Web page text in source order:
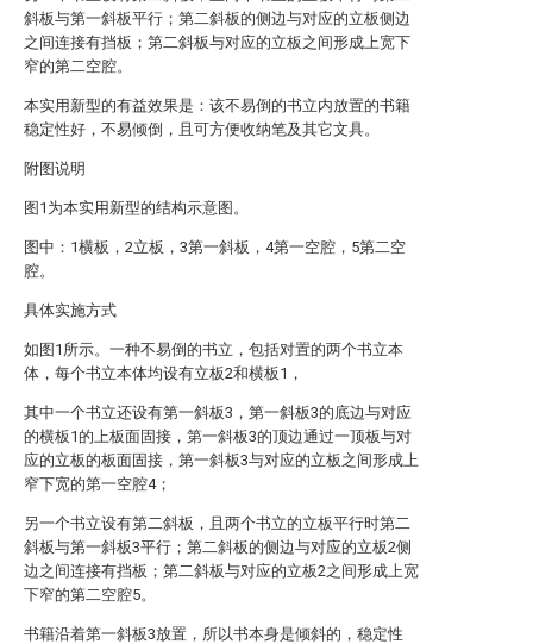
斜板与第一斜板平行；第二斜板的侧边与对应的立板侧边
之间连接有挡板；第二斜板与对应的立板之间形成上宽下
窄的第二空腔。
本实用新型的有益效果是：该不易倒的书立内放置的书籍
稳定性好，不易倾倒，且可方便收纳笔及其它文具。
附图说明
图1为本实用新型的结构示意图。
图中：1横板，2立板，3第一斜板，4第一空腔，5第二空
腔。
具体实施方式
如图1所示。一种不易倒的书立，包括对置的两个书立本
体，每个书立本体均设有立板2和横板1，
其中一个书立还设有第一斜板3，第一斜板3的底边与对应
的横板1的上板面固接，第一斜板3的顶边通过一顶板与对
应的立板的板面固接，第一斜板3与对应的立板之间形成上
窄下宽的第一空腔4；
另一个书立设有第二斜板，且两个书立的立板平行时第二
斜板与第一斜板3平行；第二斜板的侧边与对应的立板2侧
边之间连接有挡板；第二斜板与对应的立板2之间形成上宽
下窄的第二空腔5。
书籍沿着第一斜板3放置，所以书本身是倾斜的，稳定性